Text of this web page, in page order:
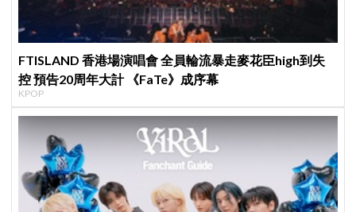
FTISLAND 香港場演唱會 全員輪流暴走麥花臣high到失
控 預告20周年大計 《FaTe》成序幕
KPOP